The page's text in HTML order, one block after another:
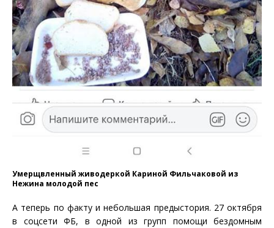
Умерщвленный живодеркой Кариной Фильчаковой из
Нежина молодой пес
А теперь по факту и небольшая предыстория. 27 октября
в соцсети ФБ, в одной из групп помощи бездомным